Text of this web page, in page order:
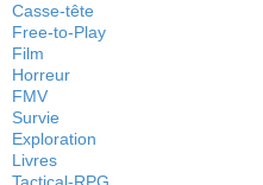
Casse-tête
Free-to-Play
Film
Horreur
FMV
Survie
Exploration
Livres